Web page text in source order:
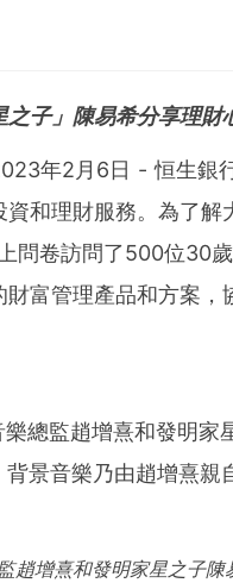
service for the
in 2009, the
Singapore.
子」陳易希分享理財
年2月6日 - 恒生銀
和理財服務。為了
問卷訪問了500位30
富管理產品和方案，
趙增熹和發明家星之子